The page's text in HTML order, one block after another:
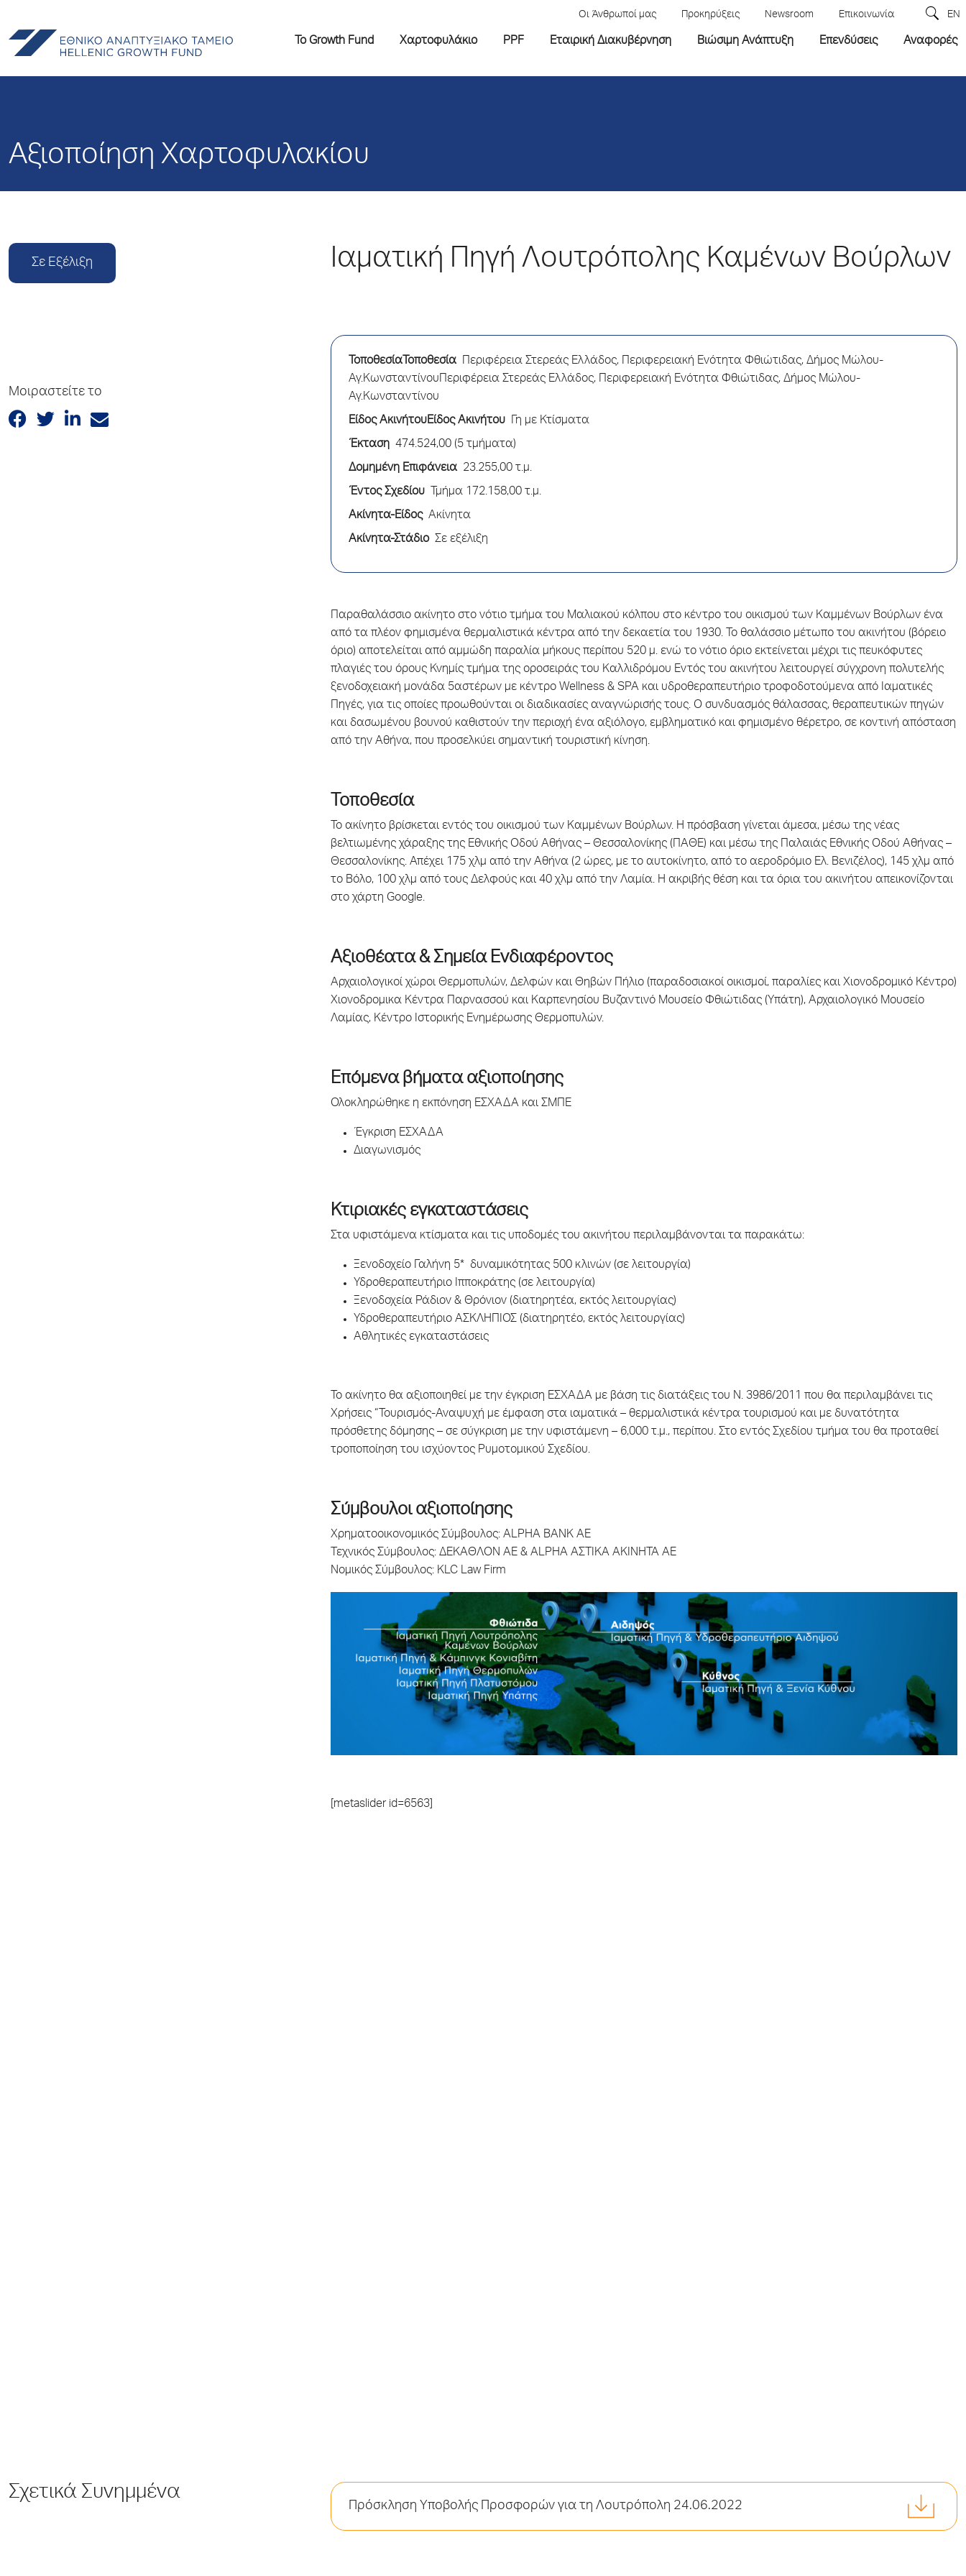
Οι Άνθρωποί μας Προκηρύξεις Newsroom Επικοινωνία EN
Το Growth Fund Χαρτοφυλάκιο PPF Εταιρική Διακυβέρνηση Βιώσιμη Ανάπτυξη Επενδύσεις Αναφορές
Αξιοποίηση Χαρτοφυλακίου
Σε Εξέλιξη
Μοιραστείτε το
Ιαματική Πηγή Λουτρόπολης Καμένων Βούρλων
ΤοποθεσίαΤοποθεσία Περιφέρεια Στερεάς Ελλάδος, Περιφερειακή Ενότητα Φθιώτιδας, Δήμος Μώλου-
Αγ.ΚωνσταντίνουΠεριφέρεια Στερεάς Ελλάδος, Περιφερειακή Ενότητα Φθιώτιδας, Δήμος Μώλου-
Αγ.Κωνσταντίνου
Είδος ΑκινήτουΕίδος Ακινήτου Γη με Κτίσματα
Έκταση 474.524,00 (5 τμήματα)
Δομημένη Επιφάνεια 23.255,00 τ.μ.
Έντος Σχεδίου Τμήμα 172.158,00 τ.μ.
Ακίνητα-Είδος Ακίνητα
Ακίνητα-Στάδιο Σε εξέλιξη
Παραθαλάσσιο ακίνητο στο νότιο τμήμα του Μαλιακού κόλπου στο κέντρο του οικισμού των Καμμένων Βούρλων ένα
από τα πλέον φημισμένα θερμαλιστικά κέντρα από την δεκαετία του 1930. Το θαλάσσιο μέτωπο του ακινήτου (βόρειο
όριο) αποτελείται από αμμώδη παραλία μήκους περίπου 520 μ. ενώ το νότιο όριο εκτείνεται μέχρι τις πευκόφυτες
πλαγιές του όρους Κνημίς τμήμα της οροσειράς του Καλλιδρόμου Εντός του ακινήτου λειτουργεί σύγχρονη πολυτελής
ξενοδοχειακή μονάδα 5αστέρων με κέντρο Wellness & SPA και υδροθεραπευτήριο τροφοδοτούμενα από Ιαματικές
Πηγές, για τις οποίες προωθούνται οι διαδικασίες αναγνώρισής τους. Ο συνδυασμός θάλασσας, θεραπευτικών πηγών
και δασωμένου βουνού καθιστούν την περιοχή ένα αξιόλογο, εμβληματικό και φημισμένο θέρετρο, σε κοντινή απόσταση
από την Αθήνα, που προσελκύει σημαντική τουριστική κίνηση.
Τοποθεσία
Το ακίνητο βρίσκεται εντός του οικισμού των Καμμένων Βούρλων. Η πρόσβαση γίνεται άμεσα, μέσω της νέας
βελτιωμένης χάραξης της Εθνικής Οδού Αθήνας – Θεσσαλονίκης (ΠΑΘΕ) και μέσω της Παλαιάς Εθνικής Οδού Αθήνας –
Θεσσαλονίκης. Απέχει 175 χλμ από την Αθήνα (2 ώρες, με το αυτοκίνητο, από το αεροδρόμιο Ελ. Βενιζέλος), 145 χλμ από
το Βόλο, 100 χλμ από τους Δελφούς και 40 χλμ από την Λαμία. Η ακριβής θέση και τα όρια του ακινήτου απεικονίζονται
στο χάρτη Google.
Αξιοθέατα & Σημεία Ενδιαφέροντος
Αρχαιολογικοί χώροι Θερμοπυλών, Δελφών και Θηβών Πήλιο (παραδοσιακοί οικισμοί, παραλίες και Χιονοδρομικό Κέντρο)
Χιονοδρομικα Κέντρα Παρνασσού και Καρπενησίου Βυζαντινό Μουσείο Φθιώτιδας (Υπάτη), Αρχαιολογικό Μουσείο
Λαμίας, Κέντρο Ιστορικής Ενημέρωσης Θερμοπυλών.
Επόμενα βήματα αξιοποίησης
Ολοκληρώθηκε η εκπόνηση ΕΣΧΑΔΑ και ΣΜΠΕ
Έγκριση ΕΣΧΑΔΑ
Διαγωνισμός
Κτιριακές εγκαταστάσεις
Στα υφιστάμενα κτίσματα και τις υποδομές του ακινήτου περιλαμβάνονται τα παρακάτω:
Ξενοδοχείο Γαλήνη 5* δυναμικότητας 500 κλινών (σε λειτουργία)
Υδροθεραπευτήριο Ιπποκράτης (σε λειτουργία)
Ξενοδοχεία Ράδιον & Θρόνιον (διατηρητέα, εκτός λειτουργίας)
Υδροθεραπευτήριο ΑΣΚΛΗΠΙΟΣ (διατηρητέο, εκτός λειτουργίας)
Αθλητικές εγκαταστάσεις
Το ακίνητο θα αξιοποιηθεί με την έγκριση ΕΣΧΑΔΑ με βάση τις διατάξεις του Ν. 3986/2011 που θα περιλαμβάνει τις
Χρήσεις “Τουρισμός-Αναψυχή με έμφαση στα ιαματικά – θερμαλιστικά κέντρα τουρισμού και με δυνατότητα
πρόσθετης δόμησης – σε σύγκριση με την υφιστάμενη – 6,000 τ.μ., περίπου. Στο εντός Σχεδίου τμήμα του θα προταθεί
τροποποίηση του ισχύοντος Ρυμοτομικού Σχεδίου.
Σύμβουλοι αξιοποίησης
Χρηματοοικονομικός Σύμβουλος: ALPHA BANK AE
Τεχνικός Σύμβουλος: ΔΕΚΑΘΛΟΝ ΑΕ & ALPHA ΑΣΤΙΚΑ ΑΚΙΝΗΤΑ ΑΕ
Νομικός Σύμβουλος: KLC Law Firm
[metaslider id=6563]
Σχετικά Συνημμένα
Πρόσκληση Υποβολής Προσφορών για τη Λουτρόπολη 24.06.2022